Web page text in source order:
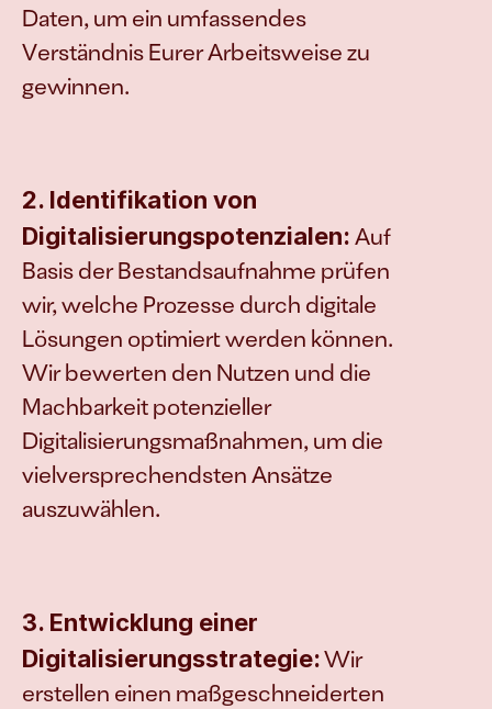
Daten, um ein umfassendes
Verständnis Eurer Arbeitsweise zu
gewinnen.
2. Identifikation von
Digitalisierungspotenzialen: Auf
Basis der Bestandsaufnahme prüfen
wir, welche Prozesse durch digitale
Lösungen optimiert werden können.
Wir bewerten den Nutzen und die
Machbarkeit potenzieller
Digitalisierungsmaßnahmen, um die
vielversprechendsten Ansätze
auszuwählen.
3. Entwicklung einer
Digitalisierungsstrategie: Wir
erstellen einen maßgeschneiderten